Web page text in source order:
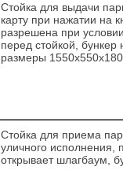
Стойка для выдачи
карту при нажатии на
разрешена при
перед стойкой, бункер
размеры
Стойка для приема
уличного исполнения,
открывает шлагбаум,